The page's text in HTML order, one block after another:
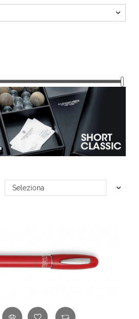
Seleziona